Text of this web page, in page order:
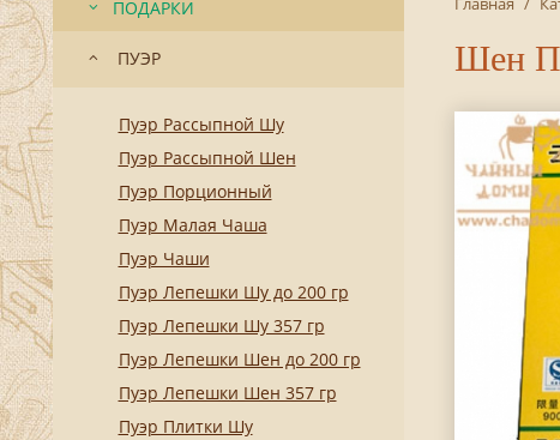
ПОДАРКИ
ПУЭР
Пуэр Рассыпной Шу
Пуэр Рассыпной Шен
Пуэр Порционный
Пуэр Малая Чаша
Пуэр Чаши
Пуэр Лепешки Шу до 200 гр
Пуэр Лепешки Шу 357 гр
Пуэр Лепешки Шен до 200 гр
Пуэр Лепешки Шен 357 гр
Пуэр Плитки Шу
Шен